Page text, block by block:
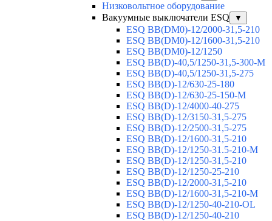
Низковольтное оборудование
Вакуумные выключатели ESQ
▼
ESQ ВВ(DM0)-12/2000-31,5-210
ESQ ВВ(DM0)-12/1600-31,5-210
ESQ ВВ(DM0)-12/1250
ESQ ВВ(D)-40,5/1250-31,5-300-М
ESQ ВВ(D)-40,5/1250-31,5-275
ESQ ВВ(D)-12/630-25-180
ESQ ВВ(D)-12/630-25-150-М
ESQ ВВ(D)-12/4000-40-275
ESQ ВВ(D)-12/3150-31,5-275
ESQ ВВ(D)-12/2500-31,5-275
ESQ ВВ(D)-12/1600-31,5-210
ESQ ВВ(D)-12/1250-31.5-210-М
ESQ ВВ(D)-12/1250-31,5-210
ESQ ВВ(D)-12/1250-25-210
ESQ BB(D)-12/2000-31,5-210
ESQ BB(D)-12/1600-31,5-210-М
ESQ BB(D)-12/1250-40-210-OL
ESQ BB(D)-12/1250-40-210